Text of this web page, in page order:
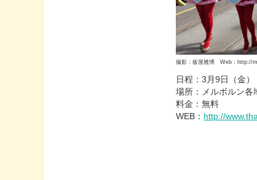
撮影：板屋雅博 Web：http://
日程：3月9日（金）
場所：メルボルン各
料金：無料
WEB： http://